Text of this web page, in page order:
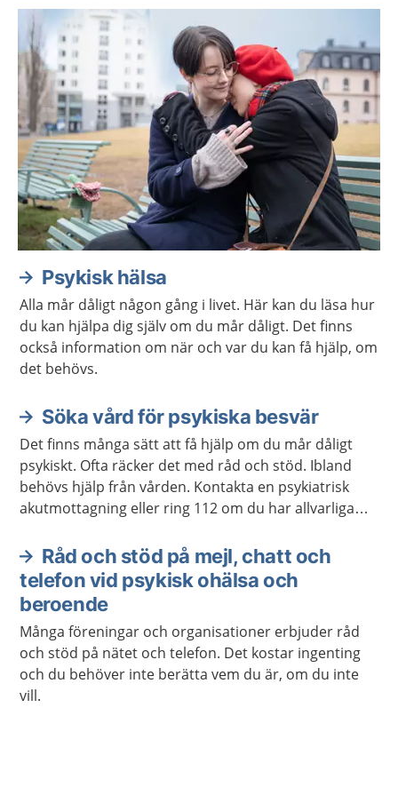
Psykisk hälsa
Alla mår dåligt någon gång i livet. Här kan du läsa hur
du kan hjälpa dig själv om du mår dåligt. Det finns
också information om när och var du kan få hjälp, om
det behövs.
Söka vård för psykiska besvär
Det finns många sätt att få hjälp om du mår dåligt
psykiskt. Ofta räcker det med råd och stöd. Ibland
behövs hjälp från vården. Kontakta en psykiatrisk
akutmottagning eller ring 112 om du har allvarliga
Råd och stöd på mejl, chatt och
telefon vid psykisk ohälsa och
beroende
Många föreningar och organisationer erbjuder råd
och stöd på nätet och telefon. Det kostar ingenting
och du behöver inte berätta vem du är, om du inte
vill.